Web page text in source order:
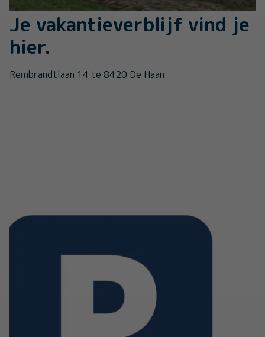
Je vakantieverblijf vind je
hier.
Rembrandtlaan 14 te 8420 De Haan.